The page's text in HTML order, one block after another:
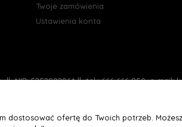
Twoje zamówienia
Ustawienia konta
NIP: 5252902064 || tel.: 666 666 950, e-mail:
ofertę do Twoich potrzeb.